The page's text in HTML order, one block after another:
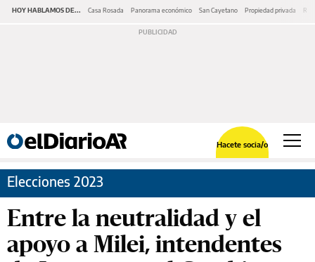
HOY HABLAMOS DE... Casa Rosada Panorama económico San Cayetano Propiedad privada
Hacete socia/o
Elecciones 2023
Entre la neutralidad y el
apoyo a Milei, intendentes